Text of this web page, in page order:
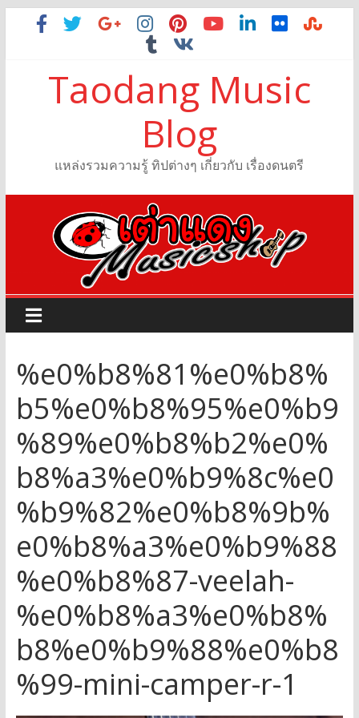
Taodang Music
Blog
แหล่งรวมความรู้ ทิปต่างๆ เกี่ยวกับ เรื่องดนตรี
%e0%b8%81%e0%b8%
b5%e0%b8%95%e0%b9
%89%e0%b8%b2%e0%
b8%a3%e0%b9%8c%e0
%b9%82%e0%b8%9b%
e0%b8%a3%e0%b9%88
%e0%b8%87-veelah-
%e0%b8%a3%e0%b8%
b8%e0%b9%88%e0%b8
%99-mini-camper-r-1